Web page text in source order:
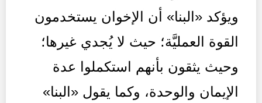
ويؤكد «البنا» أن الإخوان يستخدمون
القوة العمليَّة؛ حيث لا يُجدي غيرها؛
وحيث يثقون بأنهم استكملوا عدة
الإيمان والوحدة، وكما يقول «البنا»